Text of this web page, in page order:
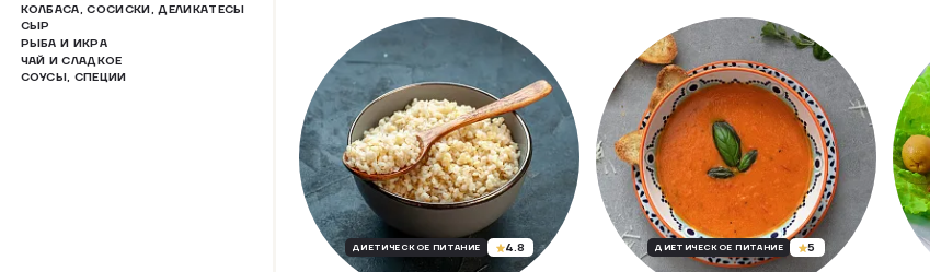
КОЛБАСА, СОСИСКИ, ДЕЛИКАТЕСЫ
СЫР
РЫБА И ИКРА
ЧАЙ И СЛАДКОЕ
СОУСЫ, СПЕЦИИ
ДИЕТИЧЕСКОЕ ПИТАНИЕ 4.8 ДИЕТИЧЕСКОЕ ПИТАНИЕ 5